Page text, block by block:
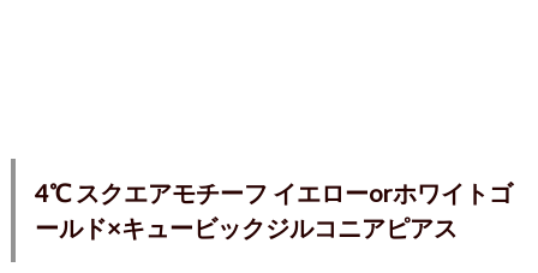
4℃ スクエアモチーフ イエローorホワイトゴ
ールド×キュービックジルコニアピアス